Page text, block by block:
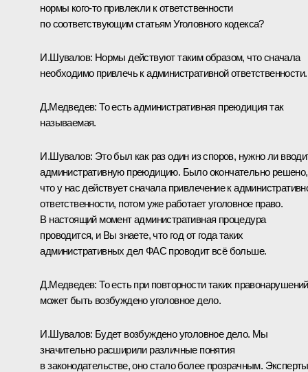
нормы кого‑то привлекли к ответственности
по соответствующим статьям Уголовного кодекса?
И.Шувалов: Нормы действуют таким образом, что сначала
необходимо привлечь к административной ответственности.
Д.Медведев: То есть административная преюдиция так
называемая.
И.Шувалов: Это был как раз один из споров, нужно ли
административную преюдицию. Было окончательно решено,
что у нас действует сначала привлечение к
ответственности, потом уже работает уголовное право.
В настоящий момент административная процедура
проводится, и Вы знаете, что год от года таких
административных дел ФАС проводит всё больше.
Д.Медведев: То есть при повторности таких правонарушений
может быть возбуждено уголовное дело.
И.Шувалов: Будет возбуждено уголовное дело. Мы
значительно расширили различные понятия
в законодательстве, оно стало более прозрачным. Эксперты